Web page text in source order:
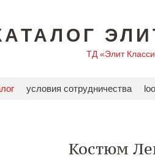
ТД «Элит
условия сотрудничества
Костюм